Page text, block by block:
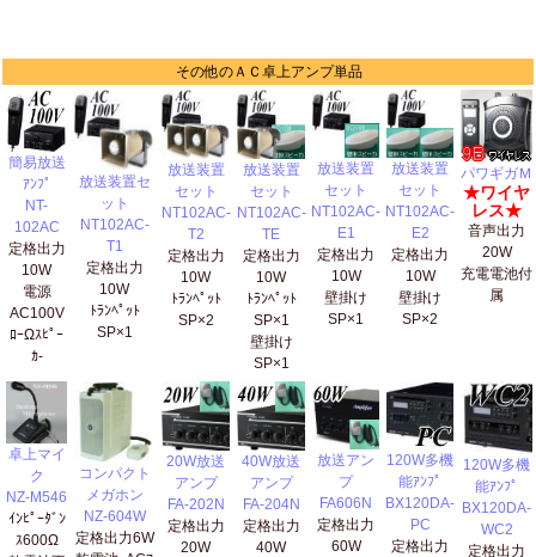
その他のＡＣ卓上アンプ単品
簡易放送
ｱﾝﾌﾟ
NT-
102AC
定格出力
10W
電源
AC100V
ﾛｰΩｽﾋﾟｰ
ｶ-
放送装置セ
ット
NT102AC-
T1
定格出力
10W
ﾄﾗﾝﾍﾟｯﾄ
SP×1
放送装置
セット
NT102AC-
T2
定格出力
10W
ﾄﾗﾝﾍﾟｯﾄ
SP×2
放送装置
セット
NT102AC-
TE
定格出力
10W
ﾄﾗﾝﾍﾟｯﾄ
SP×1
壁掛け
SP×1
放送装置
セット
NT102AC-
E1
定格出力
10W
壁掛け
SP×1
放送装置
セット
NT102AC-
E2
定格出力
10W
壁掛け
SP×2
パワギガＭ
★ワイヤ
レス★
音声出力
20W
充電電池付
属
卓上マイ
ク
NZ-M546
ｲﾝﾋﾟｰﾀﾞﾝ
ｽ600Ω
コンパクト
メガホン
NZ-604W
定格出力6W
20W放送
アンプ
FA-202N
定格出力
20W
40W放送
アンプ
FA-204N
定格出力
40W
放送アン
プ
FA606N
定格出力
60W
120W多機
能ｱﾝﾌﾟ
BX120DA-
PC
定格出力
120W多機
能ｱﾝﾌﾟ
BX120DA-
WC2
定格出力